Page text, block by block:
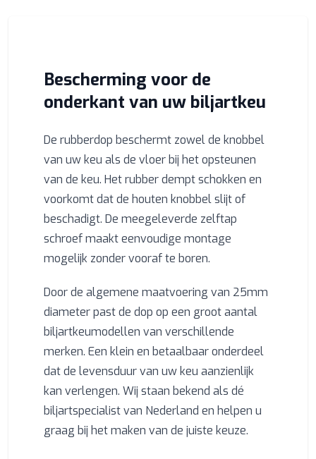
Bescherming voor de
onderkant van uw biljartkeu
De rubberdop beschermt zowel de knobbel
van uw keu als de vloer bij het opsteunen
van de keu. Het rubber dempt schokken en
voorkomt dat de houten knobbel slijt of
beschadigt. De meegeleverde zelftap
schroef maakt eenvoudige montage
mogelijk zonder vooraf te boren.
Door de algemene maatvoering van 25mm
diameter past de dop op een groot aantal
biljartkeumodellen van verschillende
merken. Een klein en betaalbaar onderdeel
dat de levensduur van uw keu aanzienlijk
kan verlengen. Wij staan bekend als dé
biljartspecialist van Nederland en helpen u
graag bij het maken van de juiste keuze.